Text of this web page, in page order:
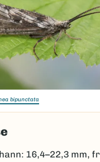
bipunctata
16,4–22,3 mm,